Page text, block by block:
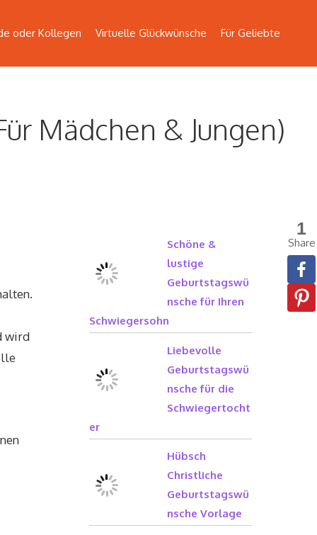
oder Kollegen Virtuelle Glückwünsche Für Geliebte
Mädchen & Jungen)
wird
1
Share
Schöne &
lustige
Geburtstagswü
nsche für Ihren
Schwiegersohn
Liebevolle
Geburtstagswü
nsche für die
Schwiegertocht
er
Hübsch
Christliche
Geburtstagswü
nsche Vorlage